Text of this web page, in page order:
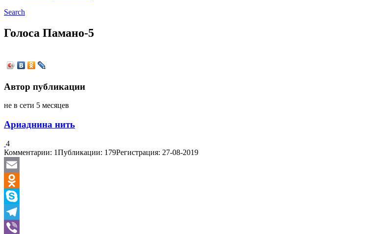
Search
Голоса Памано-5
Автор публикации
не в сети 5 месяцев
Ариаднина нить
4
Комментарии: 1Публикации: 179Регистрация: 27-08-2019
Email
Odnoklassniki
Skype
Telegram